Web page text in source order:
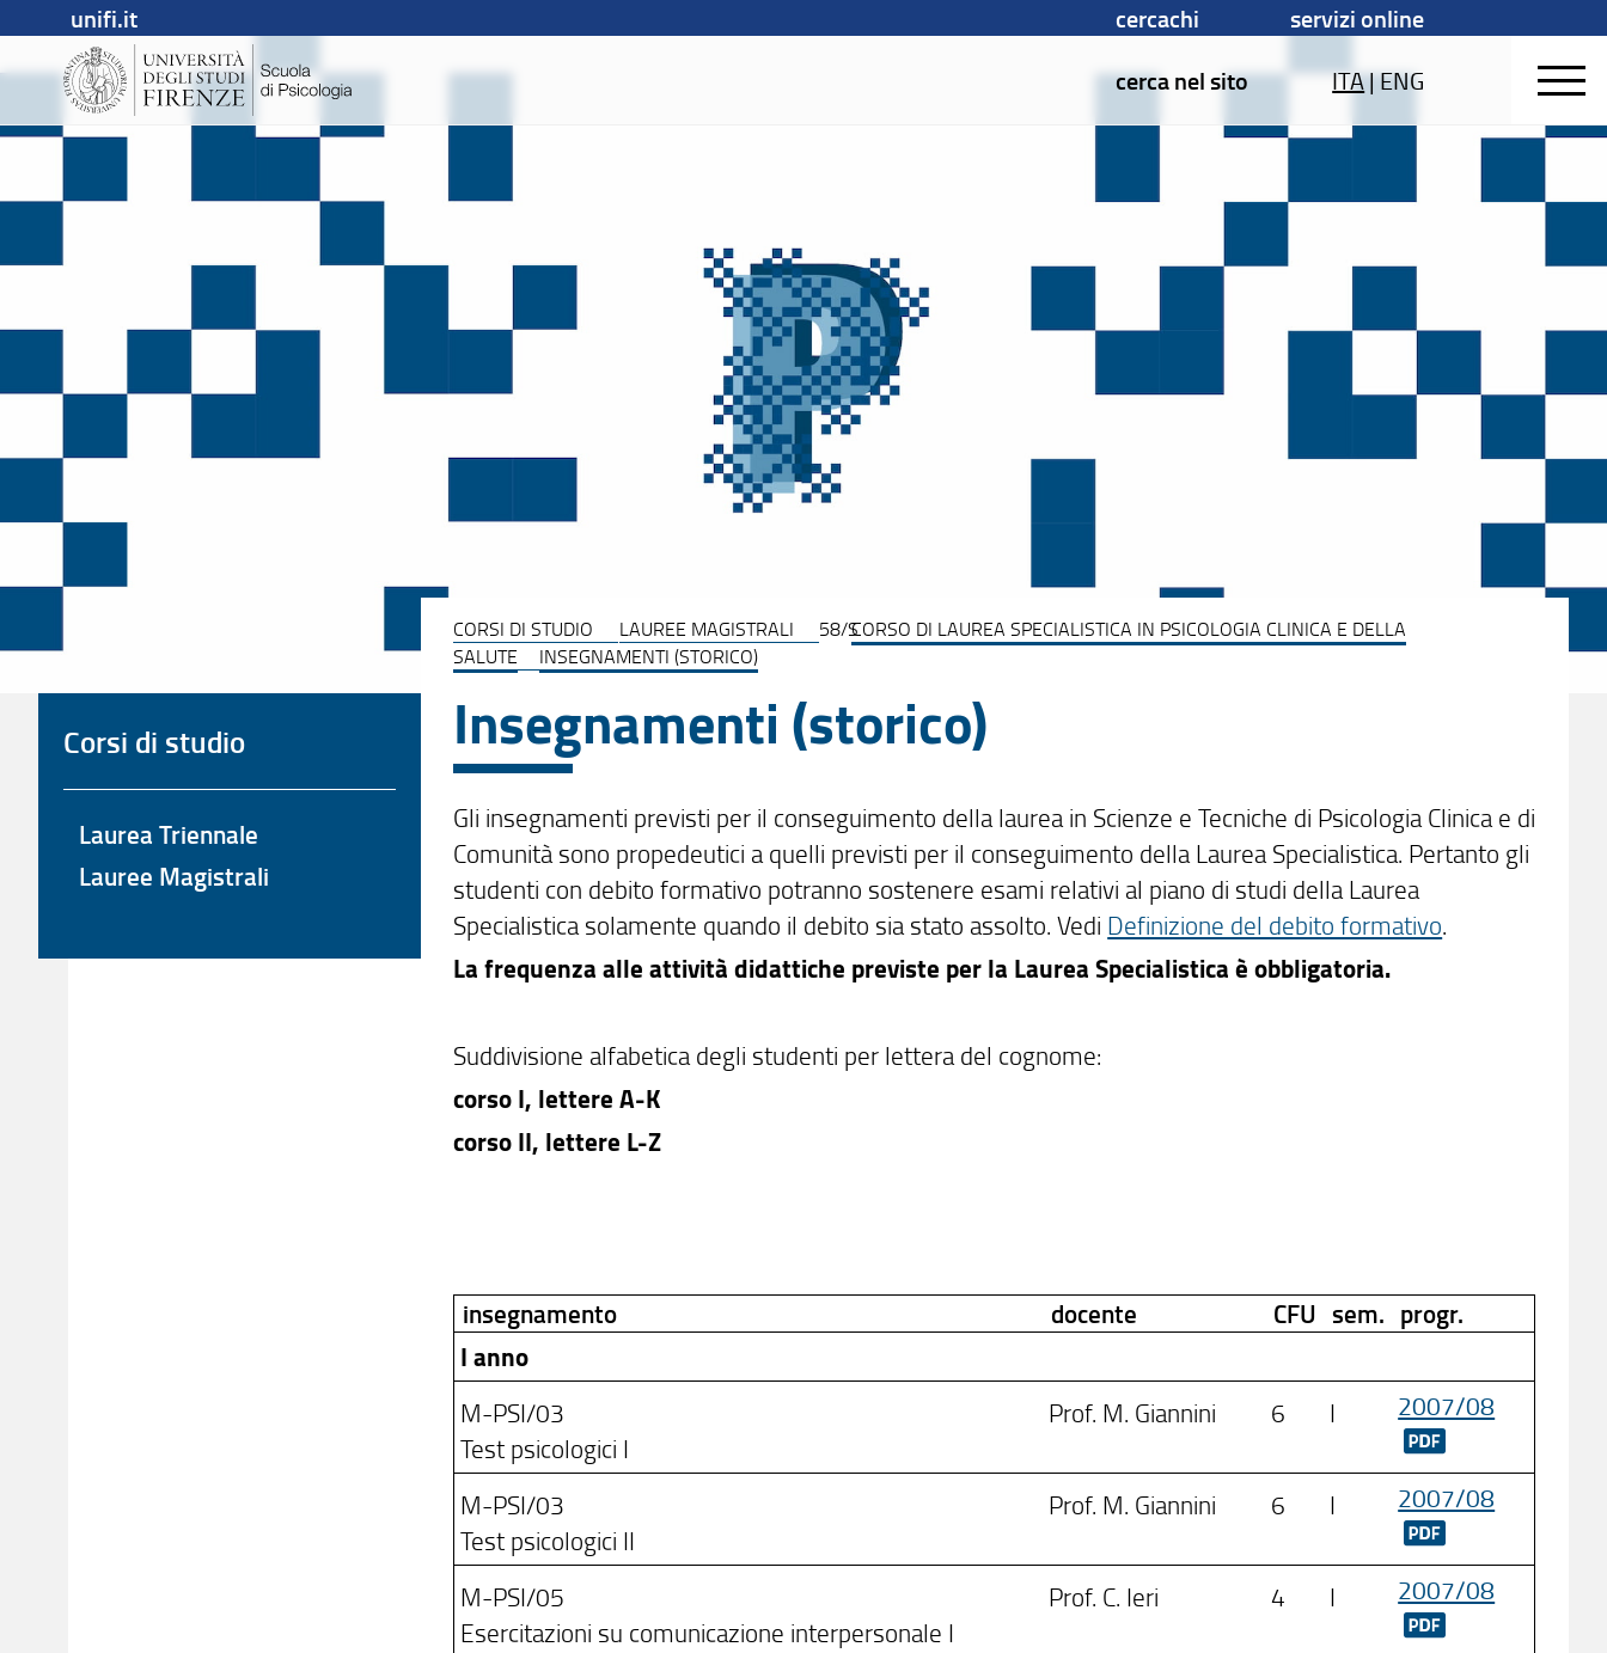
unifi.it cercachi
servizi online
cerca nel sito
ITA|ENG
CORSI DI STUDIO LAUREE MAGISTRALI 58/SCORSO DI LAUREA SPECIALISTICA IN PSICOLOGIA CLINICA E DELLA
SALUTE
INSEGNAMENTI (STORICO)
Insegnamenti (storico)
Gli insegnamenti previsti per il conseguimento della laurea in Scienze e Tecniche di Psicologia Clinica e di
Comunità sono propedeutici a quelli previsti per il conseguimento della Laurea Specialistica. Pertanto gli
studenti con debito formativo potranno sostenere esami relativi al piano di studi della Laurea
Specialistica solamente quando il debito sia stato assolto. Vedi Definizione del debito formativo.
La frequenza alle attività didattiche previste per la Laurea Specialistica è obbligatoria.
Suddivisione alfabetica degli studenti per lettera del cognome:
corso I, lettere A-K
corso II, lettere L-Z
insegnamento docente CFU sem. progr.
I anno
M-PSI/03
Test psicologici I
Prof. M. Giannini 6 I 2007/08
M-PSI/03
Test psicologici II
Prof. M. Giannini 6 I 2007/08
M-PSI/05
Esercitazioni su comunicazione interpersonale I
Prof. C. Ieri 4 I 2007/08
Corsi di studio
Laurea Triennale
Lauree Magistrali